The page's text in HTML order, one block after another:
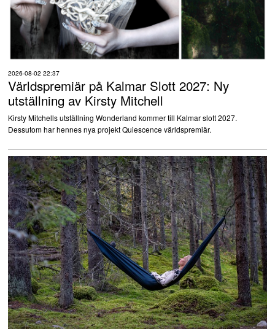
2026-08-02 22:37
Världspremiär på Kalmar Slott 2027: Ny
utställning av Kirsty Mitchell
Kirsty Mitchells utställning Wonderland kommer till Kalmar slott 2027.
Dessutom har hennes nya projekt Quiescence världspremiär.